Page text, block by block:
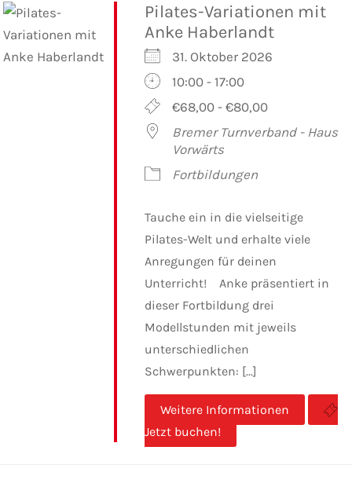
Pilates-Variationen mit
Anke Haberlandt
31. Oktober 2026
10:00 - 17:00
€68,00 - €80,00
Bremer Turnverband - Haus
Vorwärts
Fortbildungen
Tauche ein in die vielseitige
Pilates-Welt und erhalte viele
Anregungen für deinen
Unterricht! Anke präsentiert in
dieser Fortbildung drei
Modellstunden mit jeweils
unterschiedlichen
Schwerpunkten: [...]
Weitere Informationen
Jetzt buchen!